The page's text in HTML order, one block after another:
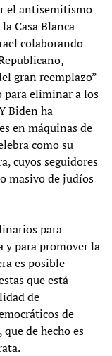
el antisemitismo
Casa Blanca
colaborando
gran reemplazo”
para eliminar a los
Biden ha
en máquinas de
como su
cuyos seguidores
masivo de judíos
para
y para promover la
es posible
que está
de
de
de hecho es